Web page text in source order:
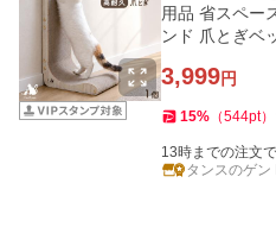
用品 省スペー
ンド 爪とぎベ
3,999円
15% （544pt）
13時までの注文
タンスのゲ